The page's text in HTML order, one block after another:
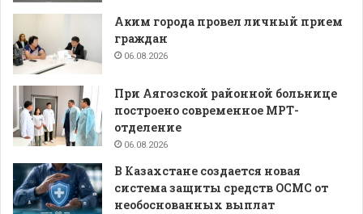
Аким города провел личный прием
граждан
06.08.2026
При Аягозской районной больнице
построено современное МРТ-
отделение
06.08.2026
В Казахстане создается новая
система защиты средств ОСМС от
необоснованных выплат